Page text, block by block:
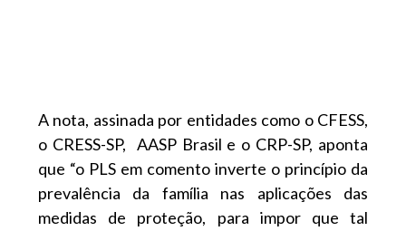
A nota, assinada por entidades como o CFESS,
o CRESS-SP, AASP Brasil e o CRP-SP, aponta
que “o PLS em comento inverte o princípio da
prevalência da família nas aplicações das
medidas de proteção, para impor que tal